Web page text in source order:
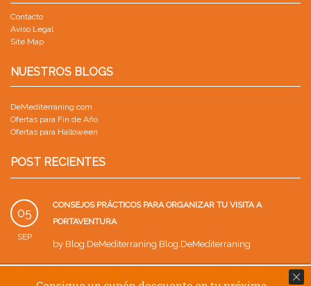
Contacto
Aviso Legal
Site Map
NUESTROS BLOGS
DeMediterraning.com
Ofertas para Fin de Año
Ofertas para Halloween
POST RECIENTES
05
SEP
CONSEJOS PRÁCTICOS PARA ORGANIZAR TU VISITA A
PORTAVENTURA
by Blog.DeMediterraning Blog.DeMediterraning